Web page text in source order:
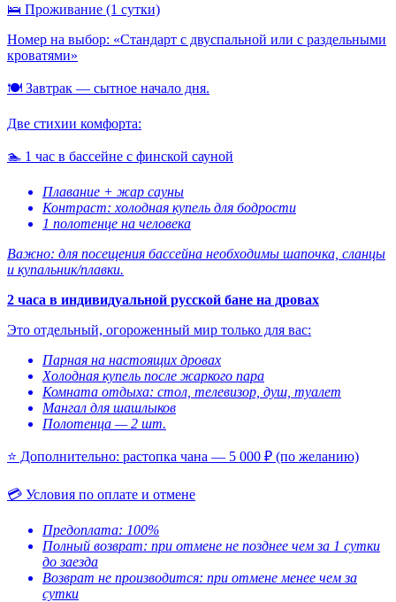
🛌 Проживание (1 сутки)
Номер на выбор: «Стандарт с двуспальной или с раздельными
кроватями»
🍽️ Завтрак — сытное начало дня.
Две стихии комфорта:
🏊 1 час в бассейне с финской сауной
Плавание + жар сауны
Контраст: холодная купель для бодрости
1 полотенце на человека
Важно: для посещения бассейна необходимы шапочка, сланцы
и купальник/плавки.
2 часа в индивидуальной русской бане на дровах
Это отдельный, огороженный мир только для вас:
Парная на настоящих дровах
Холодная купель после жаркого пара
Комната отдыха: стол, телевизор, душ, туалет
Мангал для шашлыков
Полотенца — 2 шт.
⭐ Дополнительно: растопка чана — 5 000 ₽ (по желанию)
💳 Условия по оплате и отмене
Предоплата: 100%
Полный возврат: при отмене не позднее чем за 1 сутки
до заезда
Возврат не производится: при отмене менее чем за
сутки